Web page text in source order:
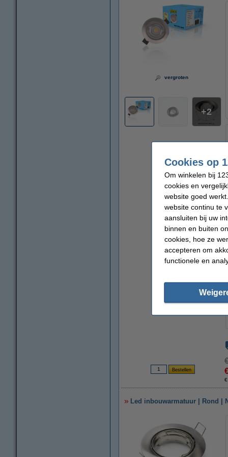
vergroten
2
Led inbouwarmatuur | Rond |
Cookies op
Om winkelen bij
cookies en
website goed
website continu te
aansluiten bij uw
binnen en buiten
cookies, hoe ze
accepteren om
functionele en